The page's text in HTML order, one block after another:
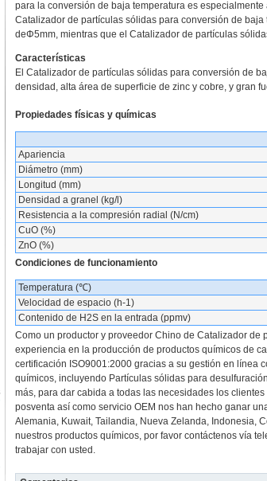
para la conversión de baja temperatura es
Catalizador de partículas sólidas para conversión de
deΦ5mm, mientras que el Catalizador de partículas
Características
El Catalizador de partículas sólidas para conversión de
densidad, alta área de superficie de zinc y cobre, y gran
Propiedades físicas y químicas
Apariencia
Diámetro (mm)
Longitud (mm)
Densidad a granel (kg/l)
Resistencia a la compresión radial (N/cm)
CuO (%)
ZnO (%)
Condiciones de funcionamiento
Temperatura (℃)
Velocidad de espacio (h-1)
Contenido de H2S en la entrada (ppmv)
Como un productor y proveedor Chino de Catalizador
experiencia en la producción de productos químicos de
certificación ISO9001:2000 gracias a su gestión en línea
químicos, incluyendo Partículas sólidas para
más, para dar cabida a todas las necesidades los
posventa así como servicio OEM nos han hecho ganar
Alemania, Kuwait, Tailandia, Nueva Zelanda, Indonesia,
nuestros productos químicos, por favor contáctenos vía
trabajar con usted.